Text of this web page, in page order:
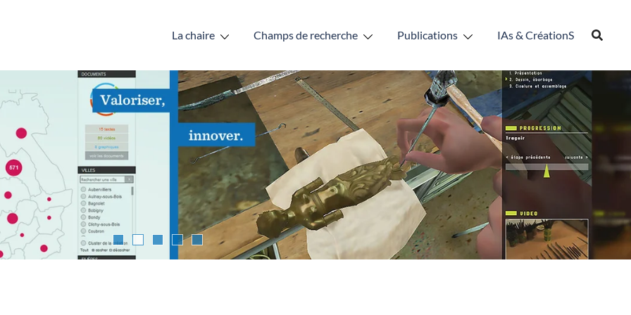
La chaire Champs de recherche Publications IAs & CréationS